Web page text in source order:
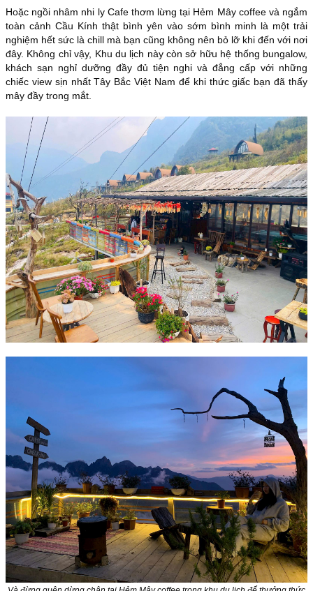
Hoặc ngồi nhâm nhi ly Cafe thơm lừng tại Hẻm Mây coffee và ngắm
toàn cảnh Cầu Kính thật bình yên vào sớm bình minh là một trải
nghiệm hết sức là chill mà bạn cũng không nên bỏ lỡ khi đến với nơi
đây. Không chỉ vậy, Khu du lịch này còn sở hữu hệ thống bungalow,
khách sạn nghỉ dưỡng đầy đủ tiện nghi và đẳng cấp với những
chiếc view sịn nhất Tây Bắc Việt Nam để khi thức giấc bạn đã thấy
mây đầy trong mắt.